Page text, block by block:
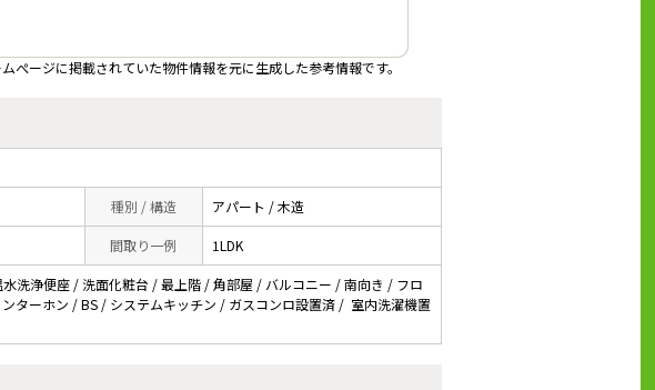
ージに掲載されていた物件情報を元に生成した参考情報です。
種別 / 構造 アパート / 木造
間取り一例 1LDK
洗浄便座 / 洗面化粧台 / 最上階 / 角部屋 / バルコニー / 南向き / フロ
ターホン / BS / システムキッチン / ガスコンロ設置済 / 室内洗濯機置